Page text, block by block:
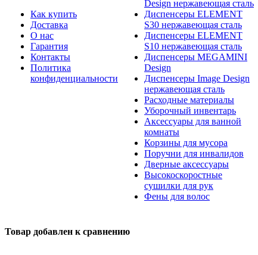
Как купить
Доставка
О нас
Гарантия
Контакты
Политика
конфиденциальности
Design нержавеющая сталь
Диспенсеры ELEMENT
S30 нержавеющая сталь
Диспенсеры ELEMENT
S10 нержавеющая сталь
Диспенсеры MEGAMINI
Design
Диспенсеры Image Design
нержавеющая сталь
Расходные материалы
Уборочный инвентарь
Аксессуары для ванной
комнаты
Корзины для мусора
Поручни для инвалидов
Дверные аксессуары
Высокоскоростные
сушилки для рук
Фены для волос
Товар добавлен к сравнению